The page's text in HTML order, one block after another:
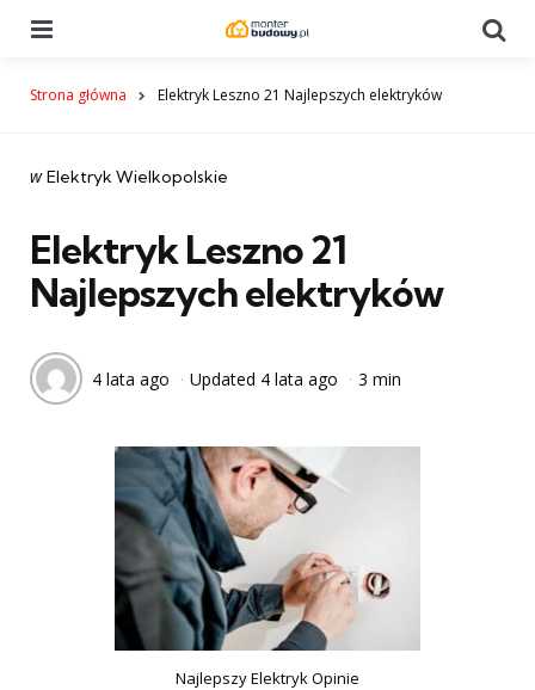
Strona główna Elektryk Leszno 21 Najlepszych elektryków
Categories
post
w Elektryk Wielkopolskie
Elektryk Leszno 21
Najlepszych elektryków
4 lata ago Updated 4 lata ago 3 min
Najlepszy Elektryk Opinie